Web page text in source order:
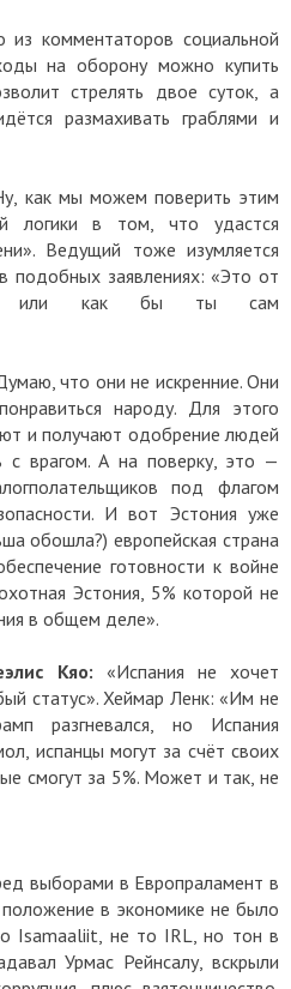
из комментаторов социальной
на оборону можно купить
стрелять двое суток, а
размахивать граблями и
как мы можем поверить этим
логики в том, что удастся
Ведущий тоже изумляется
подобных заявлениях: «Это от
или как бы ты сам
что они не искренние. Они
народу. Для этого
и получают одобрение людей
с врагом. А на поверку, это —
под флагом
И вот Эстония уже
обошла?) европейская страна
готовности к войне
Эстония, 5% которой не
в общем деле».
Кяо: «Испания не хочет
статус». Хеймар Ленк: «Им не
разгневался, но Испания
испанцы могут за счёт своих
смогут за 5%. Может и так, не
выборами в Европраламент в
в экономике не было
Isamaaliit, не то IRL, но тон в
Урмас Рейнсалу, вскрыли